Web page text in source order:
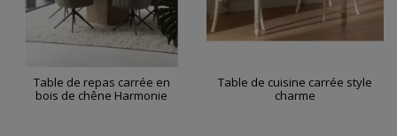
Table de repas carrée en
bois de chêne Harmonie
Table de cuisine carrée style
charme